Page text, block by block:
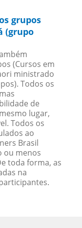
grupos
(grupo
(Cursos em
ministrado
Todos os
de
lugar,
Todos os
ao
Brasil
ou menos
toda forma, as
na